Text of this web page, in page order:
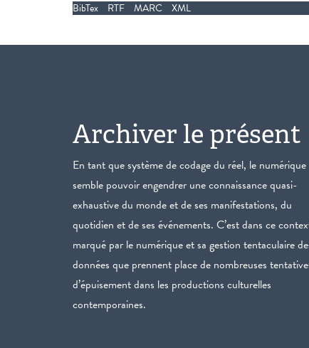
BibTex RTF MARC XML
Archiver le présent
En tant que système de codage du réel, le numérique
semble pouvoir engendrer une connaissance quasi-
exhaustive du monde et de ses manifestations, du
quotidien et de ses événements. C’est dans ce
marqué par le numérique et sa gestion tentaculaire
données que prennent place de nombreuses
d’épuisement dans les productions culturelles
contemporaines.